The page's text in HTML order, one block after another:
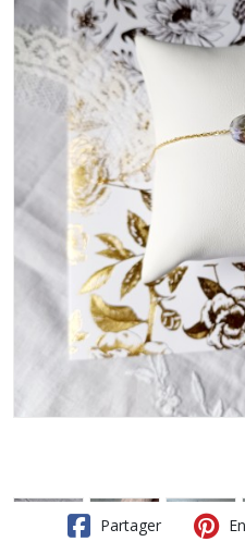
mariage 2023.
Partager